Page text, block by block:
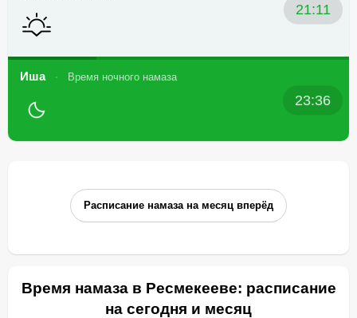
21:11
Иша Время ночного намаза
23:36
Расписание намаза на месяц вперёд
Время намаза в Ресмекееве: расписание
на сегодня и месяц